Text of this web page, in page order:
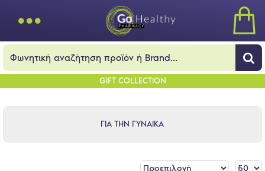
GIFT COLLECTION
ΓΙΑ ΤΗΝ ΓΥΝΑΙΚΑ